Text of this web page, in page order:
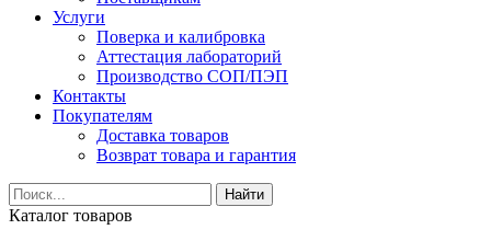
Услуги
Поверка и калибровка
Аттестация лабораторий
Производство СОП/ПЭП
Контакты
Покупателям
Доставка товаров
Возврат товара и гарантия
Найти
Каталог товаров